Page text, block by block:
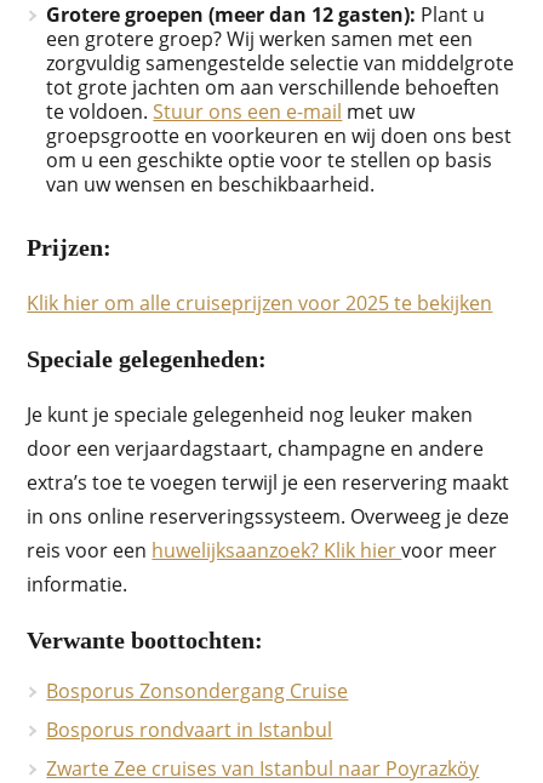
Grotere groepen (meer dan 12 gasten): Plant u
een grotere groep? Wij werken samen met een
zorgvuldig samengestelde selectie van middelgrote
tot grote jachten om aan verschillende behoeften
te voldoen.Stuur ons een e-mail met uw
groepsgrootte en voorkeuren en wij doen ons best
om u een geschikte optie voor te stellen op basis
van uw wensen en beschikbaarheid.
Prijzen:
Klik hier om alle cruiseprijzen voor 2025 te bekijken
Speciale gelegenheden:
Je kunt je speciale gelegenheid nog leuker maken
door een verjaardagstaart, champagne en andere
extra’s toe te voegen terwijl je een reservering maakt
in ons online reserveringssysteem. Overweeg je deze
reis voor een huwelijksaanzoek? Klik hiervoor meer
informatie.
Verwante boottochten:
Bosporus Zonsondergang Cruise
Bosporus rondvaart in Istanbul
Zwarte Zee cruises van Istanbul naar Poyrazköy